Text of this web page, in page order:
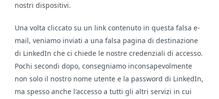
nostri dispositivi.
Una volta cliccato su un link contenuto in questa falsa e-
mail, veniamo inviati a una falsa pagina di destinazione
di LinkedIn che ci chiede le nostre credenziali di accesso.
Pochi secondi dopo, consegniamo inconsapevolmente
non solo il nostro nome utente e la password di LinkedIn,
ma spesso anche l'accesso a tutti gli altri servizi in cui